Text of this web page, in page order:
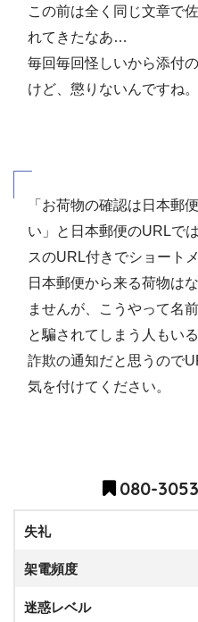
この前は全く同じ文章で
れてきたなあ…
毎回毎回怪しいから添付
けど、懲りないんですね。
「お荷物の確認は日本郵
い」と日本郵便のURLで
スのURL付きでショート
日本郵便から来る荷物は
ませんが、こうやって名
と騙されてしまう人もい
詐欺の通知だと思うので
気を付けてください。
080-
失礼
架電頻度
迷惑レベル